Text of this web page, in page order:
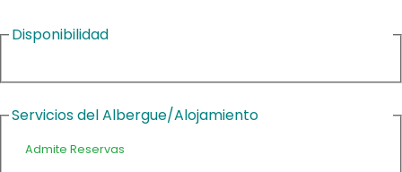
Disponibilidad
Servicios del Albergue/Alojamiento
Admite Reservas